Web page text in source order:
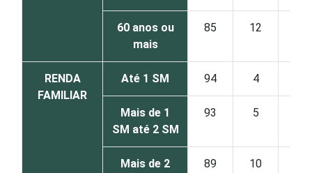
60 anos ou
mais
85 12
RENDA
FAMILIAR
Até 1 SM 94 4
Mais de 1
SM até 2 SM
93 5
Mais de 2
89 10